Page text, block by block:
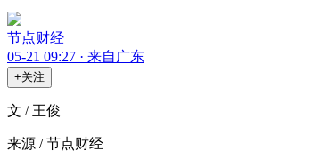
节点财经
05-21 09:27 · 来自广东
+关注
文 / 王俊
来源 / 节点财经